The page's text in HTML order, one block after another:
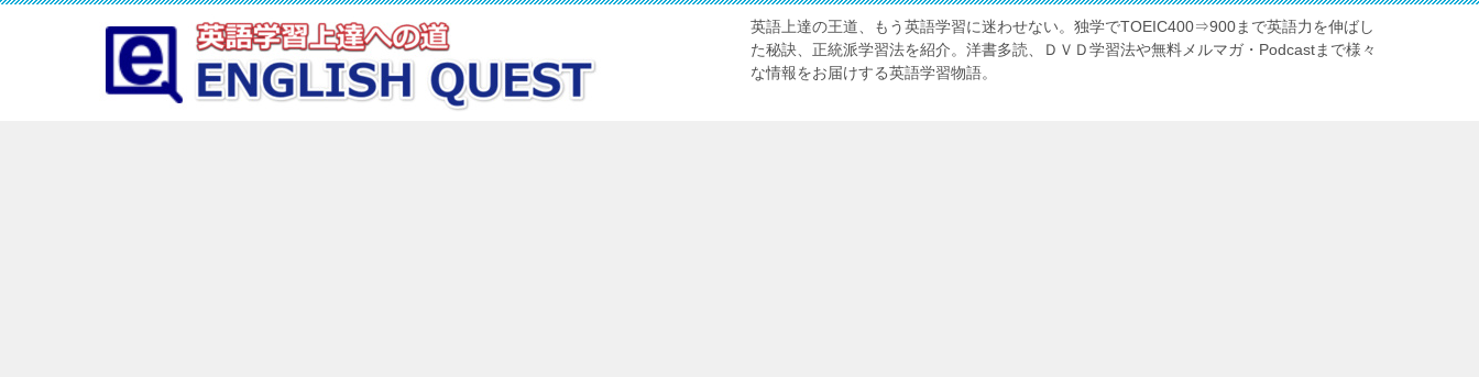
英語上達の王道、もう英語学習に迷わせない。独学でTOEIC400⇒900まで英語力を伸ばし
た秘訣、正統派学習法を紹介。洋書多読、ＤＶＤ学習法や無料メルマガ・Podcastまで様々
な情報をお届けする英語学習物語。